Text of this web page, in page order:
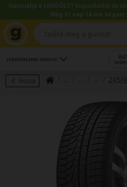
Használja a LENDÜLET kuponkódot és
Még 51 nap 14 óra 34
LEGKÖZELEBBI SZERVIZ
Vissza 245/